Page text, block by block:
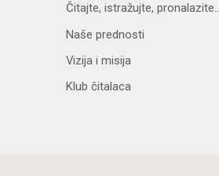
Čitajte, istražujte, pronalazite..
Naše prednosti
Vizija i misija
Klub čitalaca